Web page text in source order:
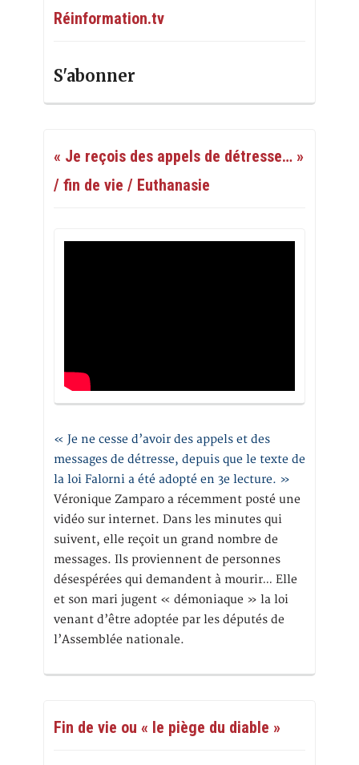
Réinformation.tv
S'abonner
« Je reçois des appels de détresse… »
/ fin de vie / Euthanasie
« Je ne cesse d’avoir des appels et des
messages de détresse, depuis que le texte de
la loi Falorni a été adopté en 3e lecture. »
Véronique Zamparo a récemment posté une
vidéo sur internet. Dans les minutes qui
suivent, elle reçoit un grand nombre de
messages. Ils proviennent de personnes
désespérées qui demandent à mourir… Elle
et son mari jugent « démoniaque » la loi
venant d’être adoptée par les députés de
l’Assemblée nationale.
Fin de vie ou « le piège du diable »